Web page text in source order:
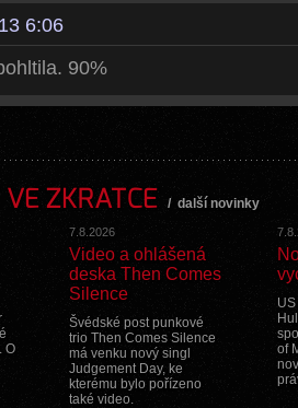
6:06
90%
ZKRATCE / další novinky
O
7.8.2026
Video a ohlášená
deska Then Comes
Silence
Švédské post punkové
trio Then Comes Silence
má venku nový singl
Judgement Day, ke
kterému bylo pořízeno
také video.
of